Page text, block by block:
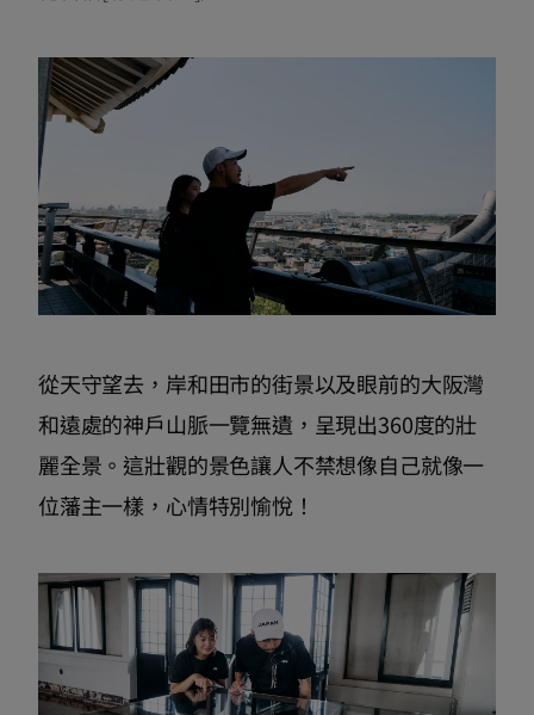
從天守望去，岸和田市的街景以及眼前的大阪灣
和遠處的神戶山脈一覽無遺，呈現出360度的壯
麗全景。這壯觀的景色讓人不禁想像自己就像一
位藩主一樣，心情特別愉悅！